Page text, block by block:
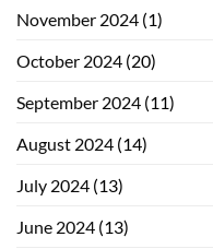
November 2024 (1)
October 2024 (20)
September 2024 (11)
August 2024 (14)
July 2024 (13)
June 2024 (13)